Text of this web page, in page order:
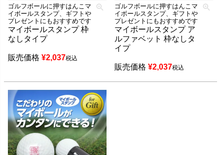
ゴルフボールに押すはんこマ
イボールスタンプ、ギフトや
プレゼントにもおすすめです
マイボールスタンプ 枠
なしタイプ
販売価格 ¥2,037税込
ゴルフボールに押すはんこマ
イボールスタンプ、ギフトや
プレゼントにもおすすめです
マイボールスタンプ ア
ルファベット 枠なしタ
イプ
販売価格 ¥2,037税込